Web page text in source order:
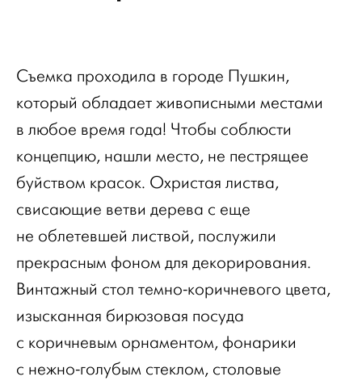
Съемка проходила в городе Пушкин,
который обладает живописными местами
в любое время года! Чтобы соблюсти
концепцию, нашли место, не пестрящее
буйством красок. Охристая листва,
свисающие ветви дерева с еще
не облетевшей листвой, послужили
прекрасным фоном для декорирования.
Винтажный стол темно-коричневого цвета,
изысканная бирюзовая посуда
с коричневым орнаментом, фонарики
с нежно-голубым стеклом, столовые